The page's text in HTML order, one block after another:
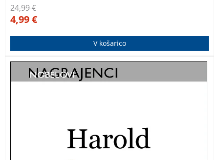
24,99€
4,99€
V košarico
Vrhunsko literarno delo nobelovega nagrajenca